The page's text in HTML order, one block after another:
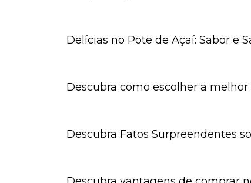
Delícias no Pote de Açaí: Sabor e
Descubra como escolher a
Descubra Fatos Surpreendentes